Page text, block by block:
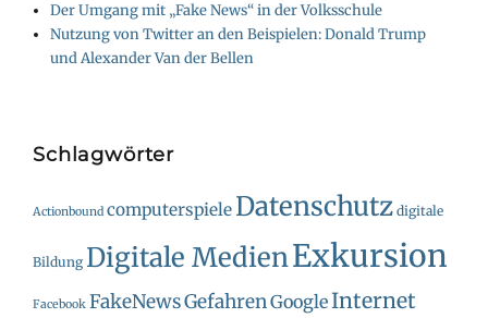
Der Umgang mit „Fake News“ in der Volksschule
Nutzung von Twitter an den Beispielen: Donald Trump
und Alexander Van der Bellen
Schlagwörter
Actionbound computerspiele Datenschutz digitale
Bildung Digitale MedienExkursion
Facebook FakeNewsGefahrenGoogleInternet